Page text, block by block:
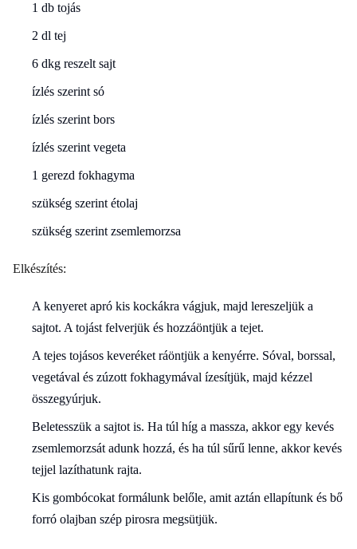
1 db tojás
2 dl tej
6 dkg reszelt sajt
ízlés szerint só
ízlés szerint bors
ízlés szerint vegeta
1 gerezd fokhagyma
szükség szerint étolaj
szükség szerint zsemlemorzsa
Elkészítés:
A kenyeret apró kis kockákra vágjuk, majd lereszeljük a
sajtot. A tojást felverjük és hozzáöntjük a tejet.
A tejes tojásos keveréket ráöntjük a kenyérre. Sóval, borssal,
vegetával és zúzott fokhagymával ízesítjük, majd kézzel
összegyúrjuk.
Beletesszük a sajtot is. Ha túl híg a massza, akkor egy kevés
zsemlemorzsát adunk hozzá, és ha túl sűrű lenne, akkor kevés
tejjel lazíthatunk rajta.
Kis gombócokat formálunk belőle, amit aztán ellapítunk és bő
forró olajban szép pirosra megsütjük.